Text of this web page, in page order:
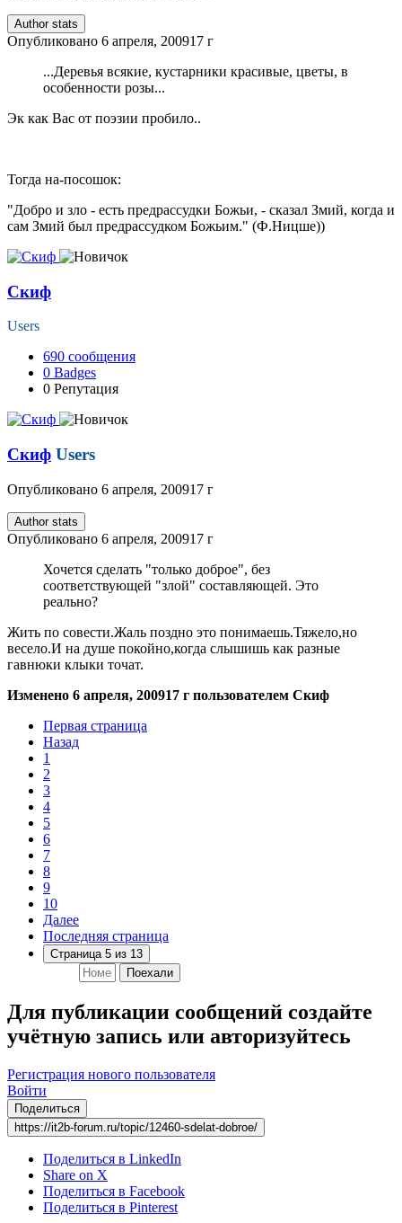
Author stats
Опубликовано 6 апреля, 200917 г
...Деревья всякие, кустарники красивые, цветы, в
особенности розы...
Эк как Вас от поэзии пробило..
Тогда на-посошок:
"Добро и зло - есть предрассудки Божьи, - сказал Змий, когда и
сам Змий был предрассудком Божьим." (Ф.Ницше))
Скиф
Users
690 сообщения
0 Badges
0 Репутация
Скиф Users
Опубликовано 6 апреля, 200917 г
Author stats
Опубликовано 6 апреля, 200917 г
Хочется сделать "только доброе", без
соответствующей "злой" составляющей. Это
реально?
Жить по совести.Жаль поздно это понимаешь.Тяжело,но
весело.И на душе покойно,когда слышишь как разные
гавнюки клыки точат.
Изменено 6 апреля, 200917 г пользователем Скиф
Первая страница
Назад
1
2
3
4
5
6
7
8
9
10
Далее
Последняя страница
Страница 5 из 13
Поехали
Для публикации сообщений создайте
учётную запись или авторизуйтесь
Регистрация нового пользователя
Войти
Поделиться
https://it2b-forum.ru/topic/12460-sdelat-dobroe/
Поделиться в LinkedIn
Share on X
Поделиться в Facebook
Поделиться в Pinterest